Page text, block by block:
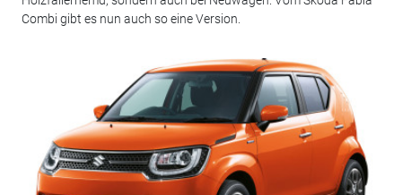
Combi gibt es nun auch so eine Version.